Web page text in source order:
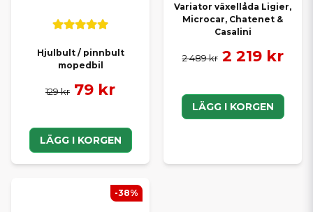
Hjulbult / pinnbult
mopedbil
129 kr 79 kr
LÄGG I KORGEN
Variator växellåda Ligier,
Microcar, Chatenet &
Casalini
2 489 kr 2 219 kr
LÄGG I KORGEN
-38%